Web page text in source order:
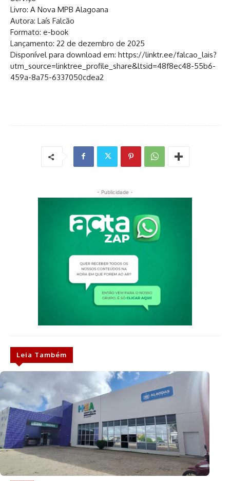
Livro: A Nova MPB Alagoana
Autora: Laís Falcão
Formato: e-book
Lançamento: 22 de dezembro de 2025
Disponível para download em: https://linktr.ee/falcao_lais?
utm_source=linktree_profile_share&ltsid=48f8ec48-55b6-
459a-8a75-6337050cdea2
- Publicidade -
Leia Também